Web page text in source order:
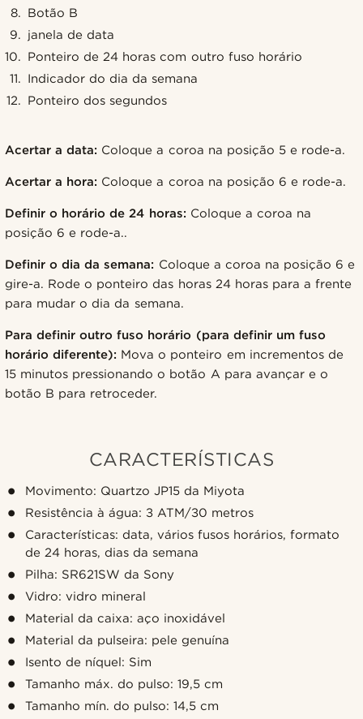
Botão B
janela de data
Ponteiro de 24 horas com outro fuso horário
Indicador do dia da semana
Ponteiro dos segundos
Acertar a data: Coloque a coroa na posição 5 e rode-a.
Acertar a hora: Coloque a coroa na posição 6 e rode-a.
Definir o horário de 24 horas: Coloque a coroa na
posição 6 e rode-a..
Definir o dia da semana: Coloque a coroa na posição 6 e
gire-a. Rode o ponteiro das horas 24 horas para a frente
para mudar o dia da semana.
Para definir outro fuso horário (para definir um fuso
horário diferente): Mova o ponteiro em incrementos de
15 minutos pressionando o botão A para avançar e o
botão B para retroceder.
CARACTERÍSTICAS
Movimento: Quartzo JP15 da Miyota
Resistência à água: 3 ATM/30 metros
Características: data, vários fusos horários, formato
de 24 horas, dias da semana
Pilha: SR621SW da Sony
Vidro: vidro mineral
Material da caixa: aço inoxidável
Material da pulseira: pele genuína
Isento de níquel: Sim
Tamanho máx. do pulso: 19,5 cm
Tamanho mín. do pulso: 14,5 cm